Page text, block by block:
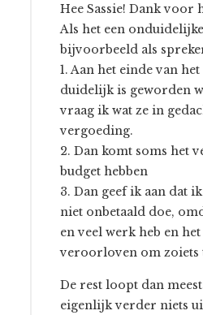
Hee Sassie! Dank voor
Als het een
bijvoorbeeld als
1. Aan het einde van
duidelijk is geworden
vraag ik wat ze in
vergoeding.
2. Dan komt soms het
budget hebben
3. Dan geef ik aan dat
niet onbetaald doe,
en veel werk heb en
veroorloven om zoiets
De rest loopt dan
eigenlijk verder niets